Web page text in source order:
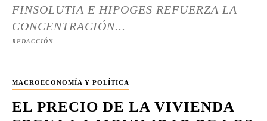
FINSOLUTIA E HIPOGES REFUERZA LA
CONCENTRACIÓN...
REDACCIÓN
MACROECONOMÍA Y POLÍTICA
EL PRECIO DE LA VIVIENDA